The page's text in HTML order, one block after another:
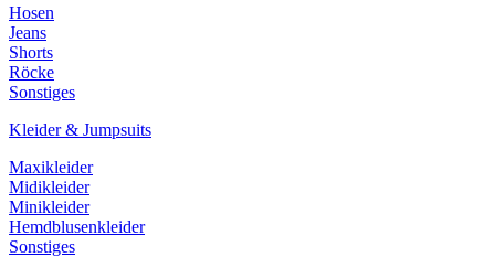
Hosen
Jeans
Shorts
Röcke
Sonstiges
Kleider & Jumpsuits
Maxikleider
Midikleider
Minikleider
Hemdblusenkleider
Sonstiges